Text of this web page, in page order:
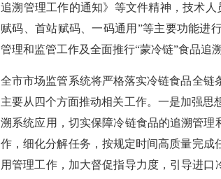
追溯管理工作的通知》等文件精神，技术
赋码、首站赋码、一码通用”等主要功能进
管理和监管工作及全面推行“蒙冷链”食品追
全市市场监管系统将严格落实冷链食品全链
主要从四个方面推动相关工作。一是加强思
溯系统应用，切实保障冷链食品的追溯管理
作，细化分解任务，按规定时间高质量完
用管理工作，加大督促指导力度，引导进